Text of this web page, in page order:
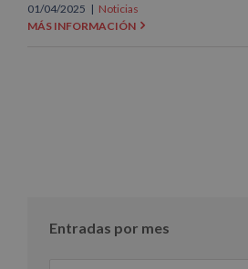
01/04/2025 | Noticias
MÁS INFORMACIÓN
Entradas por mes